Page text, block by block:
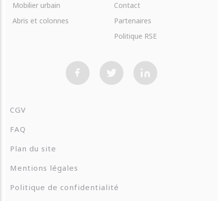
Mobilier urbain
Abris et colonnes
Contact
Partenaires
Politique RSE
CGV
FAQ
Plan du site
Mentions légales
Politique de confidentialité